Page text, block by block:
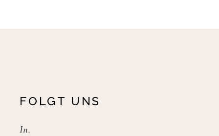
FOLGT UNS
In.